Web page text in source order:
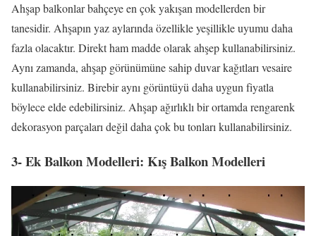
Ahşap balkonlar bahçeye en çok yakışan modellerden bir
tanesidir. Ahşapın yaz aylarında özellikle yeşillikle uyumu daha
fazla olacaktır. Direkt ham madde olarak ahşep kullanabilirsiniz.
Aynı zamanda, ahşap görünümüne sahip duvar kağıtları vesaire
kullanabilirsiniz. Birebir aynı görüntüyü daha uygun fiyatla
böylece elde edebilirsiniz. Ahşap ağırlıklı bir ortamda rengarenk
dekorasyon parçaları değil daha çok bu tonları kullanabilirsiniz.
3- Ek Balkon Modelleri: Kış Balkon Modelleri